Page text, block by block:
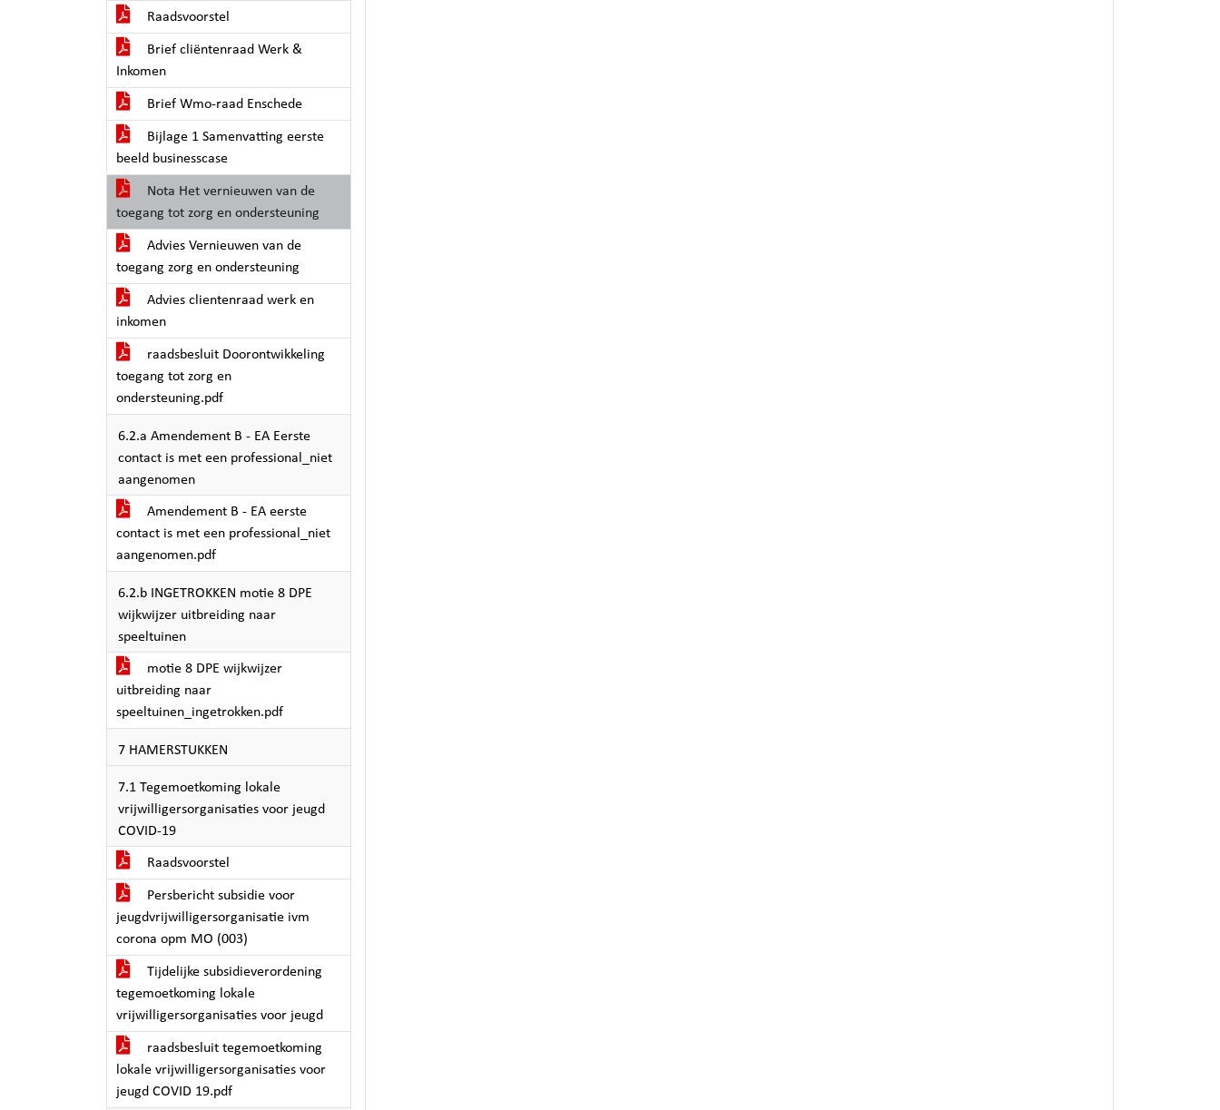
Raadsvoorstel
Brief cliëntenraad Werk &
Inkomen
Brief Wmo-raad Enschede
Bijlage 1 Samenvatting eerste
beeld businesscase
Nota Het vernieuwen van de
toegang tot zorg en ondersteuning
Advies Vernieuwen van de
toegang zorg en ondersteuning
Advies clientenraad werk en
inkomen
raadsbesluit Doorontwikkeling
toegang tot zorg en
ondersteuning.pdf
6.2.a Amendement B - EA Eerste
contact is met een professional_niet
aangenomen
Amendement B - EA eerste
contact is met een professional_niet
aangenomen.pdf
6.2.b INGETROKKEN motie 8 DPE
wijkwijzer uitbreiding naar
speeltuinen
motie 8 DPE wijkwijzer
uitbreiding naar
speeltuinen_ingetrokken.pdf
7 HAMERSTUKKEN
7.1 Tegemoetkoming lokale
vrijwilligersorganisaties voor jeugd
COVID-19
Raadsvoorstel
Persbericht subsidie voor
jeugdvrijwilligersorganisatie ivm
corona opm MO (003)
Tijdelijke subsidieverordening
tegemoetkoming lokale
vrijwilligersorganisaties voor jeugd
raadsbesluit tegemoetkoming
lokale vrijwilligersorganisaties voor
jeugd COVID 19.pdf